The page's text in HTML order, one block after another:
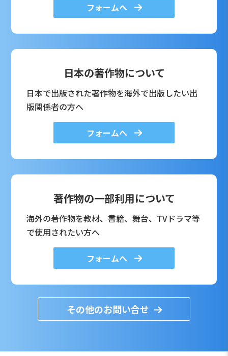
フォームへ
日本の著作物について
日本で出版された著作物を海外で出版したい出
版関係者の方へ
フォームへ
著作物の一部利用について
海外の著作物を教材、書籍、舞台、TVドラマ等
で使用されたい方へ
フォームへ
その他のお問い合せ